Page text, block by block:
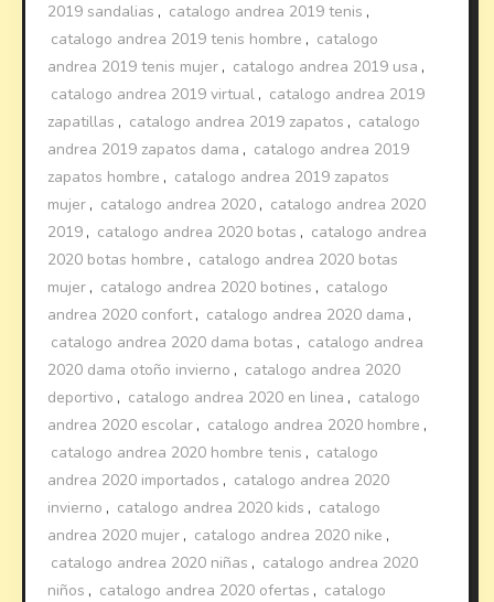
2019 sandalias , catalogo andrea 2019 tenis ,
catalogo andrea 2019 tenis hombre , catalogo
andrea 2019 tenis mujer , catalogo andrea 2019 usa ,
catalogo andrea 2019 virtual , catalogo andrea 2019
zapatillas , catalogo andrea 2019 zapatos , catalogo
andrea 2019 zapatos dama , catalogo andrea 2019
zapatos hombre , catalogo andrea 2019 zapatos
mujer , catalogo andrea 2020 , catalogo andrea 2020
2019 , catalogo andrea 2020 botas , catalogo andrea
2020 botas hombre , catalogo andrea 2020 botas
mujer , catalogo andrea 2020 botines , catalogo
andrea 2020 confort, catalogo andrea 2020 dama ,
catalogo andrea 2020 dama botas , catalogo andrea
2020 dama otoño invierno , catalogo andrea 2020
deportivo , catalogo andrea 2020 en linea , catalogo
andrea 2020 escolar , catalogo andrea 2020 hombre ,
catalogo andrea 2020 hombre tenis , catalogo
andrea 2020 importados , catalogo andrea 2020
invierno , catalogo andrea 2020 kids , catalogo
andrea 2020 mujer , catalogo andrea 2020 nike ,
catalogo andrea 2020 niñas , catalogo andrea 2020
niños , catalogo andrea 2020 ofertas , catalogo